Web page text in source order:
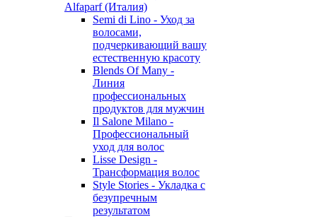
Alfaparf (Италия)
Semi di Lino - Уход за
волосами,
подчеркивающий вашу
естественную красоту
Blends Of Many -
Линия
профессиональных
продуктов для мужчин
Il Salone Milano -
Профессиональный
уход для волос
Lisse Design -
Трансформация волос
Style Stories - Укладка с
безупречным
результатом